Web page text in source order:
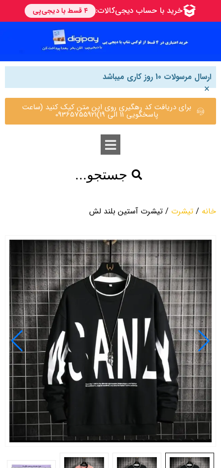
ارسال مرسولات 10 روز کاری میباشد
×
برای دریافت کد رهگیری روی این متن کیک کنید (ساعت
پاسخگویی 11 الی 19)09365755921
جستجو...
خانه / تیشرت / تیشرت آستین بلند لش